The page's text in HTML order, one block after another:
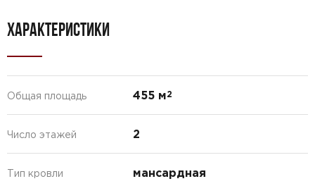
ХАРАКТЕРИСТИКИ
Общая площадь 455 м2
Число этажей 2
Тип кровли мансардная